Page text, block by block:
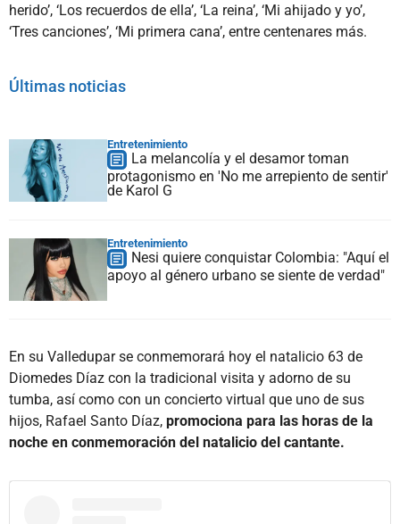
herido’, ‘Los recuerdos de ella’, ‘La reina’, ‘Mi ahijado y yo’,
‘Tres canciones’, ‘Mi primera cana’, entre centenares más.
Últimas noticias
Entretenimiento
La melancolía y el desamor toman
protagonismo en 'No me arrepiento de sentir'
de Karol G
Entretenimiento
Nesi quiere conquistar Colombia: "Aquí el
apoyo al género urbano se siente de verdad"
En su Valledupar se conmemorará hoy el natalicio 63 de
Diomedes Díaz con la tradicional visita y adorno de su
tumba, así como con un concierto virtual que uno de sus
hijos, Rafael Santo Díaz, promociona para las horas de la
noche en conmemoración del natalicio del cantante.